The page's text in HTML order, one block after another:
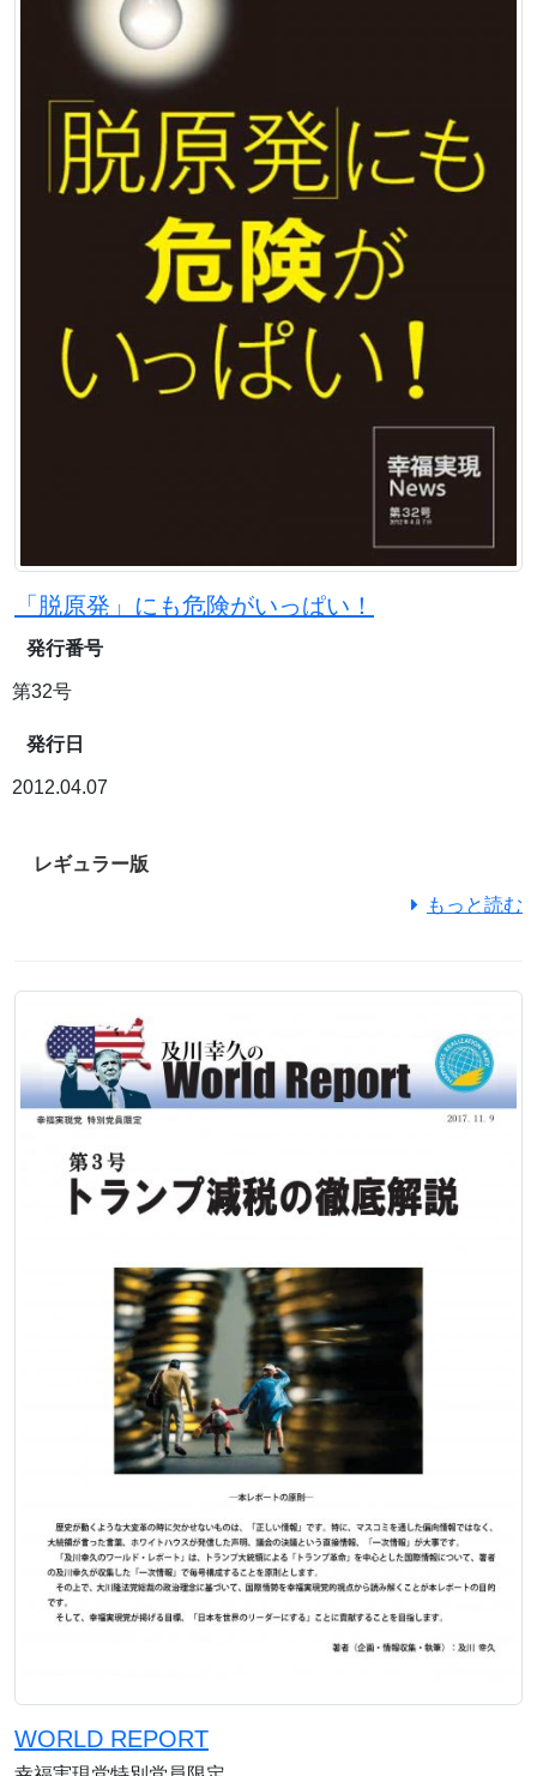
「脱原発」にも危険がいっぱい！
発行番号
第32号
発行日
2012.04.07
レギュラー版
もっと読む
WORLD REPORT